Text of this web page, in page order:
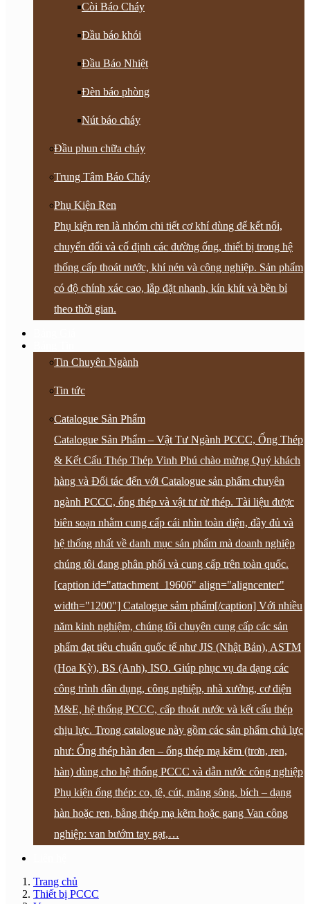
Còi Báo Cháy
Đầu báo khói
Đầu Báo Nhiệt
Đèn báo phòng
Nút báo cháy
Đầu phun chữa cháy
Trung Tâm Báo Cháy
Phụ Kiện Ren
Phụ kiện ren là nhóm chi tiết cơ khí dùng để kết nối,
chuyển đổi và cố định các đường ống, thiết bị trong hệ
thống cấp thoát nước, khí nén và công nghiệp. Sản phẩm
có độ chính xác cao, lắp đặt nhanh, kín khít và bền bỉ
theo thời gian.
Tin Chuyên Ngành
Tin tức
Catalogue Sản Phẩm
Catalogue Sản Phẩm – Vật Tư Ngành PCCC, Ống Thép
& Kết Cấu Thép Thép Vinh Phú chào mừng Quý khách
hàng và Đối tác đến với Catalogue sản phẩm chuyên
ngành PCCC, ống thép và vật tư từ thép. Tài liệu được
biên soạn nhằm cung cấp cái nhìn toàn diện, đầy đủ và
hệ thống nhất về danh mục sản phẩm mà doanh nghiệp
chúng tôi đang phân phối và cung cấp trên toàn quốc.
[caption id="attachment_19606" align="aligncenter"
width="1200"] Catalogue sảm phẩm[/caption] Với nhiều
năm kinh nghiệm, chúng tôi chuyên cung cấp các sản
phẩm đạt tiêu chuẩn quốc tế như JIS (Nhật Bản), ASTM
(Hoa Kỳ), BS (Anh), ISO. Giúp phục vụ đa dạng các
công trình dân dụng, công nghiệp, nhà xưởng, cơ điện
M&E, hệ thống PCCC, cấp thoát nước và kết cấu thép
chịu lực. Trong catalogue này gồm các sản phẩm chủ lực
như: Ống thép hàn đen – ống thép mạ kẽm (trơn, ren,
hàn) dùng cho hệ thống PCCC và dẫn nước công nghiệp
Phụ kiện ống thép: co, tê, cút, măng sông, bích – dạng
hàn hoặc ren, bằng thép mạ kẽm hoặc gang Van công
nghiệp: van bướm tay gạt,…
Trang chủ
Thiết bị PCCC